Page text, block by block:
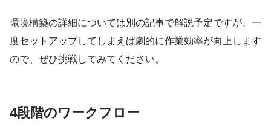
環境構築の詳細については別の記事で解説予定ですが、一
度セットアップしてしまえば劇的に作業効率が向上します
ので、ぜひ挑戦してみてください。
4段階のワークフロー